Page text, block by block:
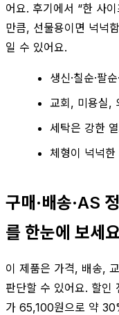
어요. 후기에서 “한 사
만큼, 선물용이면 넉넉
일 수 있어요.
생신·칠순·팔
교회, 미용실,
세탁은 강한
체형이 넉넉
구매·배송·AS
를 한눈에 보세
이 제품은 가격, 배송,
판단할 수 있어요. 할
가 65,100원으로 약